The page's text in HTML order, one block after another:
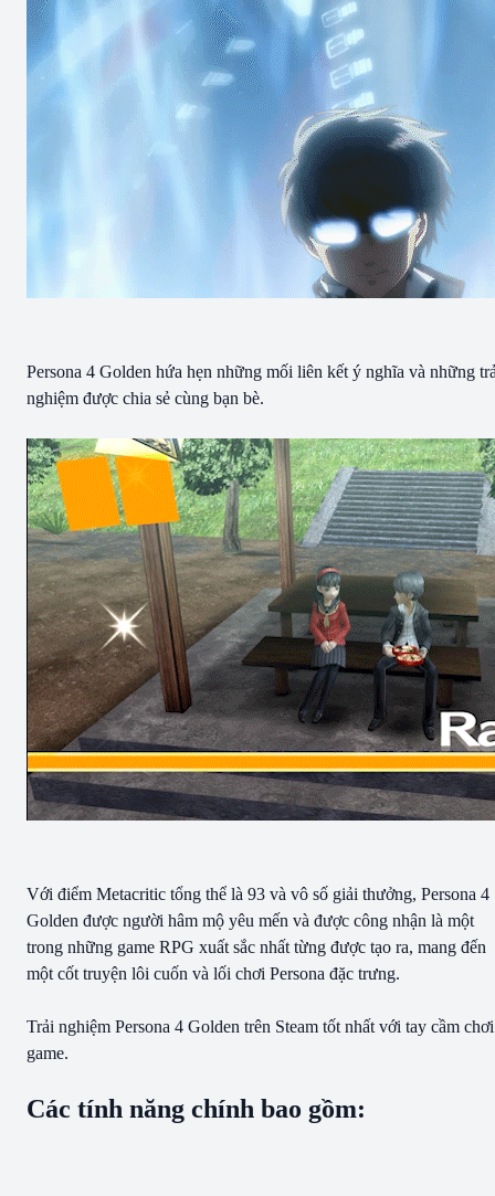
Persona 4 Golden hứa hẹn những mối liên kết ý nghĩa và những
nghiệm được chia sẻ cùng bạn bè.
Với điểm Metacritic tổng thể là 93 và vô số giải thưởng, Persona 4
Golden được người hâm mộ yêu mến và được công nhận là một
trong những game RPG xuất sắc nhất từng được tạo ra, mang đến
một cốt truyện lôi cuốn và lối chơi Persona đặc trưng.
Trải nghiệm Persona 4 Golden trên Steam tốt nhất với tay cầm chơi
game.
Các tính năng chính bao gồm: